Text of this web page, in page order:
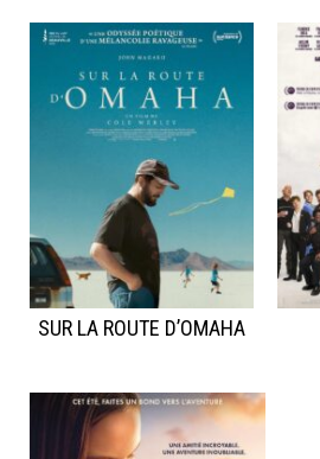
SUR LA ROUTE D’OMAHA